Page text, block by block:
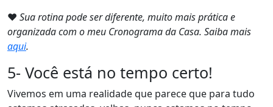
❤ Sua rotina pode ser diferente, muito mais prática e
organizada com o meu Cronograma da Casa. Saiba mais
aqui.
5- Você está no tempo certo!
Vivemos em uma realidade que parece que para tudo